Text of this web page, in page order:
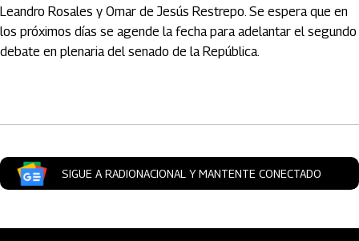
Leandro Rosales y Omar de Jesús Restrepo. Se espera que en
los próximos días se agende la fecha para adelantar el segundo
debate en plenaria del senado de la República.
SIGUE A RADIONACIONAL Y MANTENTE CONECTADO